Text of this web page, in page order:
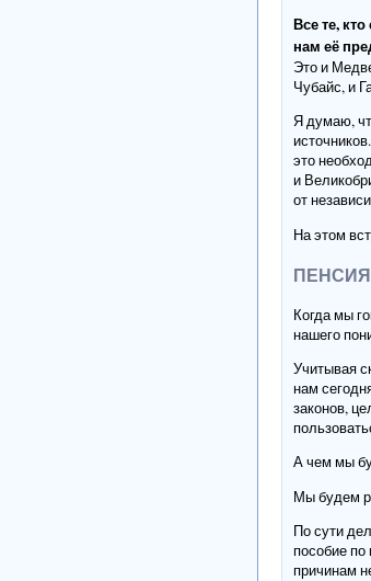
Все те,
нам её
Это и
Чубайс, и
Я думаю,
это
и
от
На этом
Когда мы
нашего
Учитывая
нам
законов,
А чем мы
Мы будем
По сути
пособие по
причинам